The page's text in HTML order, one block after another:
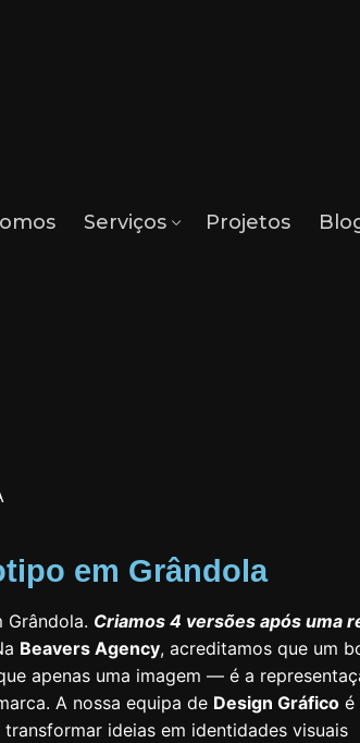
Serviços Projetos
em Grândola
Grândola. Criamos 4 versões após uma
Beavers Agency, acreditamos que um
apenas uma imagem — é a
A nossa equipa de Design Gráfico é
ideias em identidades visuais